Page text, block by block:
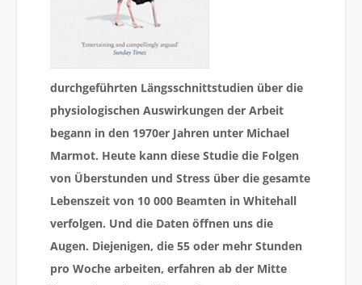
durchgeführten Längsschnittstudien über die
physiologischen Auswirkungen der Arbeit
begann in den 1970er Jahren unter Michael
Marmot. Heute kann diese Studie die Folgen
von Überstunden und Stress über die gesamte
Lebenszeit von 10 000 Beamten in Whitehall
verfolgen. Und die Daten öffnen uns die
Augen. Diejenigen, die 55 oder mehr Stunden
pro Woche arbeiten, erfahren ab der Mitte